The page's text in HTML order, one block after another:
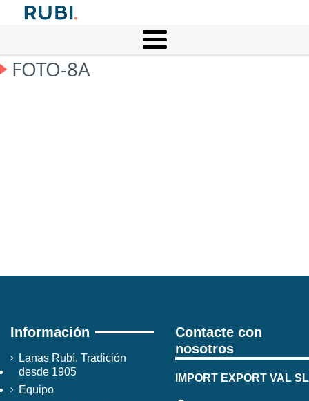
FOTO-8A
Información
Lanas Rubí. Tradición
desde 1905
Equipo
Contacte con
nosotros
IMPORT EXPORT VAL SL